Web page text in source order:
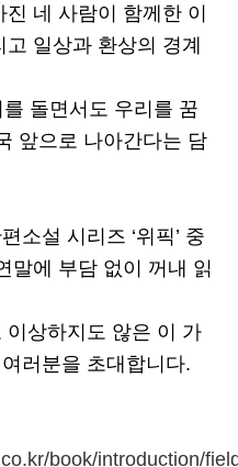
네 사람이 함께한 이
일상과 환상의 경계
돌면서도 우리를 꿈
앞으로 나아간다는 담
소설 시리즈 ‘위픽’ 중
말에 부담 없이 꺼내 읽
이상하지도 않은 이 가
러분을 초대합니다.
book/introduction/